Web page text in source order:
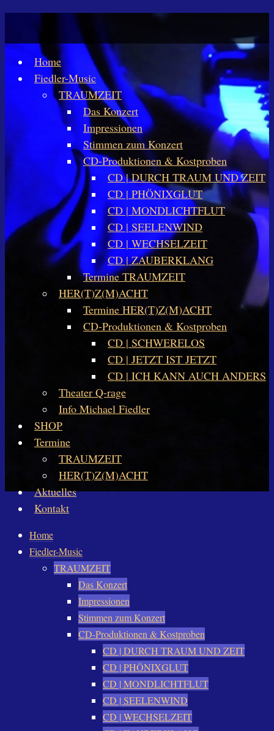
Home
Fiedler-Music
TRAUMZEIT
Das Konzert
Impressionen
Stimmen zum Konzert
CD-Produktionen & Kostproben
CD | DURCH TRAUM UND ZEIT
CD | PHÖNIXGLUT
CD | MONDLICHTFLUT
CD | SEELENWIND
CD | WECHSELZEIT
CD | ZAUBERKLANG
Termine TRAUMZEIT
HER(T)Z(M)ACHT
Termine HER(T)Z(M)ACHT
CD-Produktionen & Kostproben
CD | SCHWERELOS
CD | JETZT IST JETZT
CD | ICH KANN AUCH ANDERS
Theater Q-rage
Info Michael Fiedler
SHOP
Termine
TRAUMZEIT
HER(T)Z(M)ACHT
Aktuelles
Kontakt
Home
Fiedler-Music
TRAUMZEIT
Das Konzert
Impressionen
Stimmen zum Konzert
CD-Produktionen & Kostproben
CD | DURCH TRAUM UND ZEIT
CD | PHÖNIXGLUT
CD | MONDLICHTFLUT
CD | SEELENWIND
CD | WECHSELZEIT